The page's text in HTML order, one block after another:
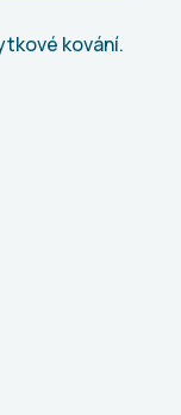
kování.